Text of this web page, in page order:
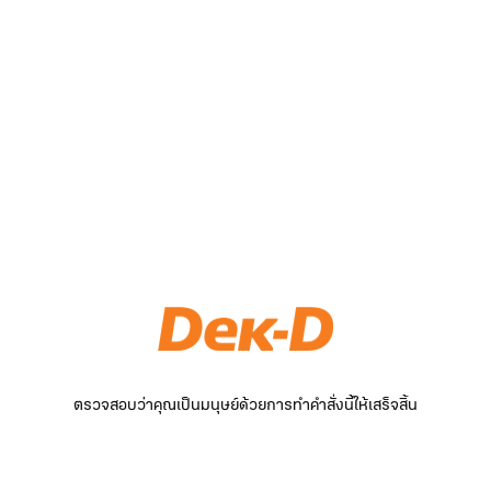
ตรวจสอบว่าคุณเป็นมนุษย์ด้วยการทำคำสั่งนี้ให้เสร็จสิ้น